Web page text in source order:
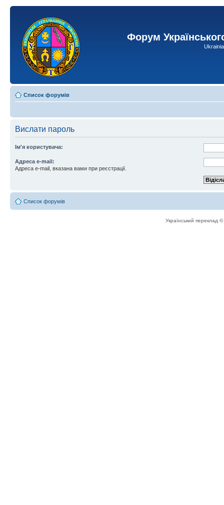
Форум
Список форумів
Вислати пароль
Ім'я користувача:
Адреса e-mail:
Адреса e-mail, вказана вами при реєстрації.
Список форумів
Український переклад